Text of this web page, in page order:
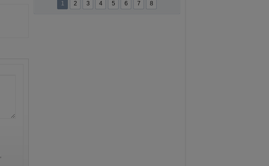
artıyor
belgeseli
1 2 3 4 5 6 7 8